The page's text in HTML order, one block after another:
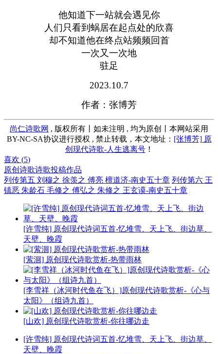
他知道下一站就会遇见你
人们只看到蜗居在起点处的欣喜
却不知道他在终点站频频回首
一次又一次地
驻足
2023.10.7
作者：张博芳
尚仁诗歌网 , 版权所有丨如未注明 , 均为原创丨本网站采用
BY-NC-SA协议进行授权 , 禁止转载，本文地址： [张博芳] 原
创现代诗歌-人生逃离号！
喜欢 (5)
原创诗歌诗歌投稿作品
列传第五 刘穆之 徐羡之 傅亮 檀道济-南史五十章 列传第六 王
镇恶 朱龄石 毛修之 傅弘之 朱修之 王玄谟-南史五十章
[许雪纯] 原创现代诗词五首-忆堆雪、天上飞、街边草、
天壁、晚霞
[萦洄] 原创现代诗歌赏析-热带雨林
[李雪祥（冰河时代鱼在飞）]原创现代诗歌赏析-《心与
太阳》（组诗九首）
[山欢] 原创现代诗歌赏析-你往哪边走
[许雪纯] 原创现代诗词五首-忆堆雪、天上飞、街边草、
天壁、晚霞